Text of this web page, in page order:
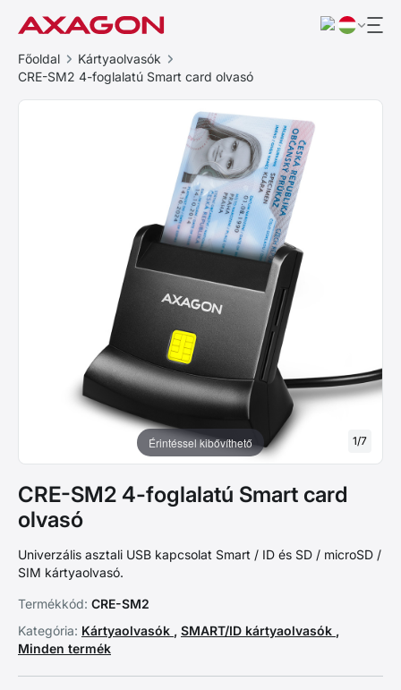
Főoldal
Kártyaolvasók
CRE-SM2 4-foglalatú Smart card olvasó
Érintéssel kibővíthető 1/7
CRE-SM2 4-foglalatú Smart card
olvasó
Univerzális asztali USB kapcsolat Smart / ID és SD / microSD /
SIM kártyaolvasó.
Termékkód: CRE-SM2
Kategória: Kártyaolvasók , SMART/ID kártyaolvasók ,
Minden termék